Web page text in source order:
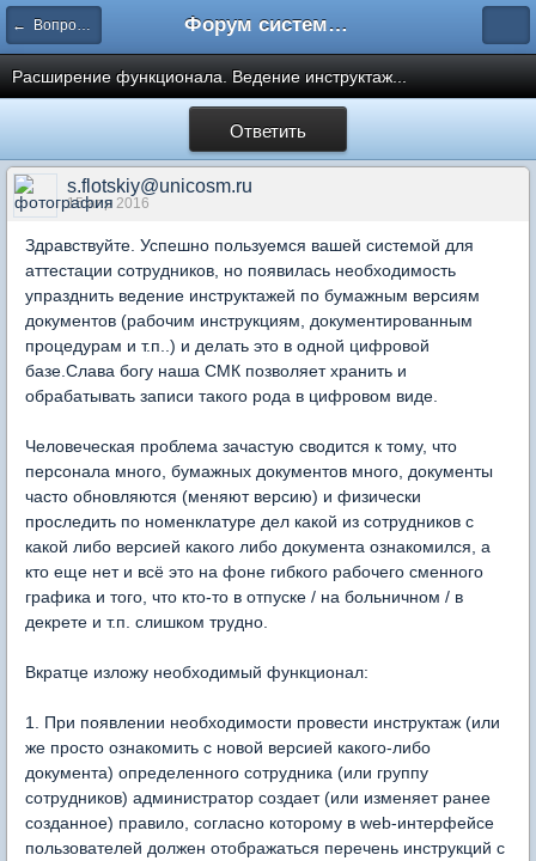
← Вопросы составления тестов Форум системы тестирования INDIGO
Расширение функционала. Ведение инструктаж...
Ответить
s.flotskiy@unicosm.ru
15 апр 2016
Здравствуйте. Успешно пользуемся вашей системой для
аттестации сотрудников, но появилась необходимость
упразднить ведение инструктажей по бумажным версиям
документов (рабочим инструкциям, документированным
процедурам и т.п..) и делать это в одной цифровой
базе.Слава богу наша СМК позволяет хранить и
обрабатывать записи такого рода в цифровом виде.
Человеческая проблема зачастую сводится к тому, что
персонала много, бумажных документов много, документы
часто обновляются (меняют версию) и физически
проследить по номенклатуре дел какой из сотрудников с
какой либо версией какого либо документа ознакомился, а
кто еще нет и всё это на фоне гибкого рабочего сменного
графика и того, что кто-то в отпуске / на больничном / в
декрете и т.п. слишком трудно.
Вкратце изложу необходимый функционал:
1. При появлении необходимости провести инструктаж (или
же просто ознакомить с новой версией какого-либо
документа) определенного сотрудника (или группу
сотрудников) администратор создает (или изменяет ранее
созданное) правило, согласно которому в web-интерфейсе
пользователей должен отображаться перечень инструкций с